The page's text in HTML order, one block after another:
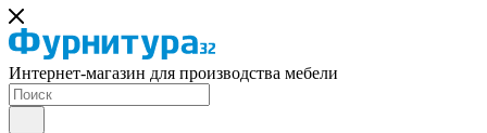
Интернет-магазин для производства мебели